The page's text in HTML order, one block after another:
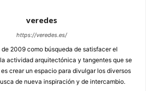
veredes
https://veredes.es/
de 2009 como búsqueda de satisfacer el
actividad arquitectónica y tangentes que se
crear un espacio para divulgar los diversos
de nueva inspiración y de intercambio.